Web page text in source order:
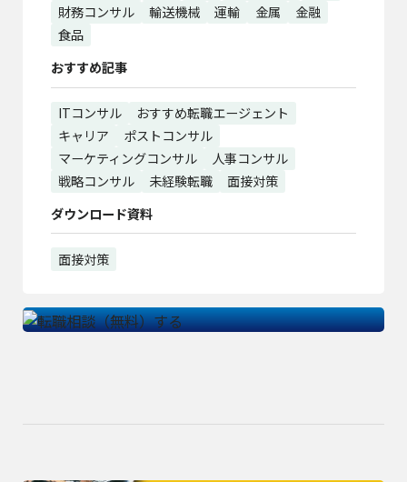
財務コンサル
輸送機械 運輸 金属
金融
食品
おすすめ記事
ITコンサル
おすすめ転職エージェント
キャリア
ポストコンサル
マーケティングコンサル
人事コンサル
戦略コンサル
未経験転職
面接対策
ダウンロード資料
面接対策